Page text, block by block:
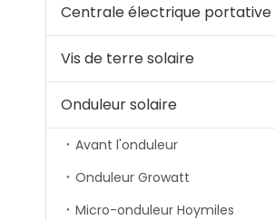
Centrale électrique portative
Vis de terre solaire
Onduleur solaire
Avant l'onduleur
Onduleur Growatt
Micro-onduleur Hoymiles